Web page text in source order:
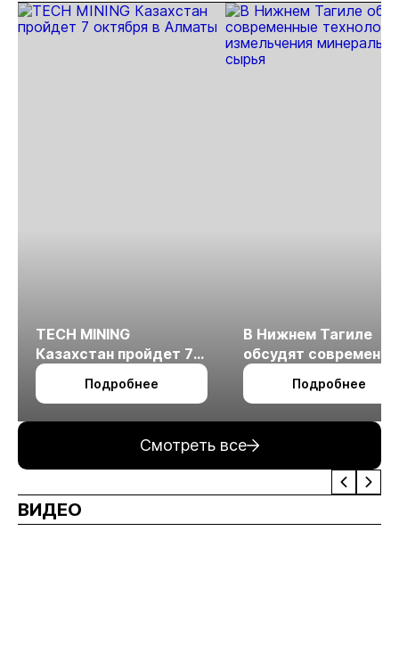
TECH MINING
Казахстан пройдет 7
октября в Алматы
Подробнее
В Нижнем Тагиле
обсудят
технологии
измельчения
Подробнее
Смотреть все
ВИДЕО